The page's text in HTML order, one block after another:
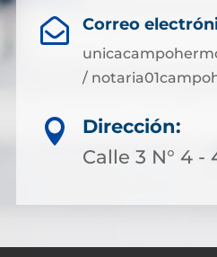
 Correo
/

Dirección:
Calle 3 N° 4 -